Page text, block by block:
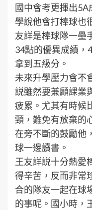
國中會考更揮出
學說他會打棒球也
友詳是棒球隊一壘
34點的優異成績，
拿到五級分。
未來升學壓力會不
説雖然要兼顧課業
疲累。尤其有時候
頸，難免有放棄的
在旁不斷的鼓勵他
球一邊讀書。
王友詳説十分熱愛
得辛苦，反而非常
合的隊友一起在球
的事呢。國小時，